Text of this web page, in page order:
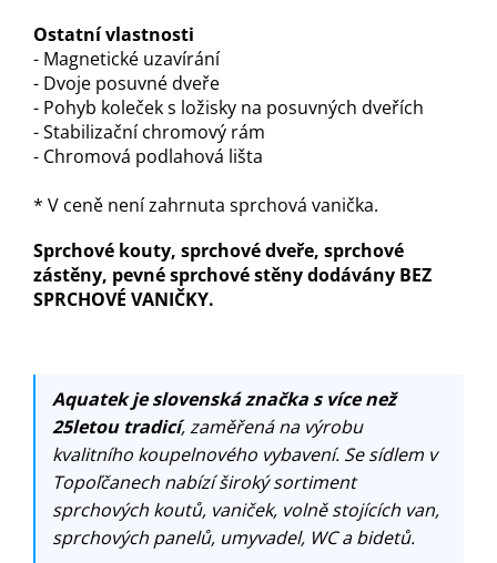
Ostatní vlastnosti
- Magnetické uzavírání
- Dvoje posuvné dveře
- Pohyb koleček s ložisky na posuvných dveřích
- Stabilizační chromový rám
- Chromová podlahová lišta
* V ceně není zahrnuta sprchová vanička.
Sprchové kouty, sprchové dveře, sprchové
zástěny, pevné sprchové stěny dodávány BEZ
SPRCHOVÉ VANIČKY.
Aquatek je slovenská značka s více než
25letou tradicí, zaměřená na výrobu
kvalitního koupelnového vybavení. Se sídlem v
Topoľčanech nabízí široký sortiment
sprchových koutů, vaniček, volně stojících van,
sprchových panelů, umyvadel, WC a bidetů.